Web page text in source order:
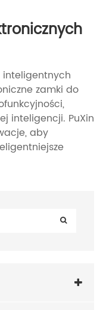
zamki do
inteligencji. PuXin
aby